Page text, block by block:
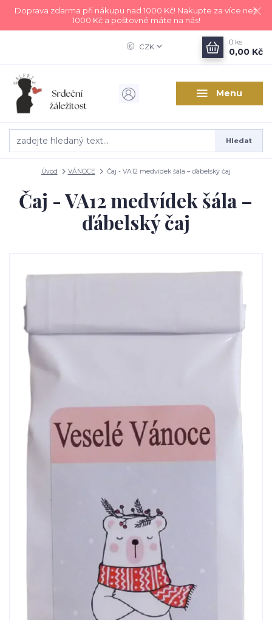
Doprava zdarma při nákupu nad 1000 Kč! Nakupte za více než
1000 Kč a poštovné máte na nás!
Menu
CZK
Hledat
0 ks
0,00 Kč
Úvod VÁNOCE Čaj - VA12 medvídek šála – ďábelský čaj
Čaj - VA12 medvídek šála –
ďábelský čaj